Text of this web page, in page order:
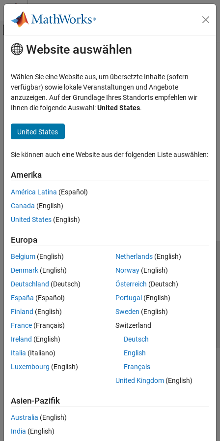
Weiter zum Inhalt
Umschaltung für Off-Canvas-
Startseite der Dokumentation
Hauptinhalt
How useful was this information?
Website auswählen
Wählen Sie eine Website aus, um übersetzte Inhalte (sofern
verfügbar) sowie lokale Veranstaltungen und Angebote
anzuzeigen. Auf der Grundlage Ihres Standorts empfehlen wir
Ihnen die folgende Auswahl:United States.
United States
Sie können auch eine Website aus der folgenden Liste auswählen:
Amerika
América Latina (Español)
Canada (English)
United States (English)
Europa
Belgium (English)
Denmark (English)
Deutschland (Deutsch)
España (Español)
Finland (English)
France (Français)
Ireland (English)
Italia (Italiano)
Luxembourg (English)
Netherlands(English)
Norway(English)
Österreich (Deutsch)
Portugal (English)
Sweden (English)
Switzerland
Deutsch
English
Français
United Kingdom(English)
Asien-Pazifik
Australia (English)
India (English)
Trust Center
Datenschutz-Richtlinien
Datendiebstahl verhindern
Status von Anwendungen
© 1994-2026 The MathWorks, Inc.
Website auswählen
Deutschland